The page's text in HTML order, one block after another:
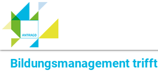
InhaltBildungsmanagement trifft